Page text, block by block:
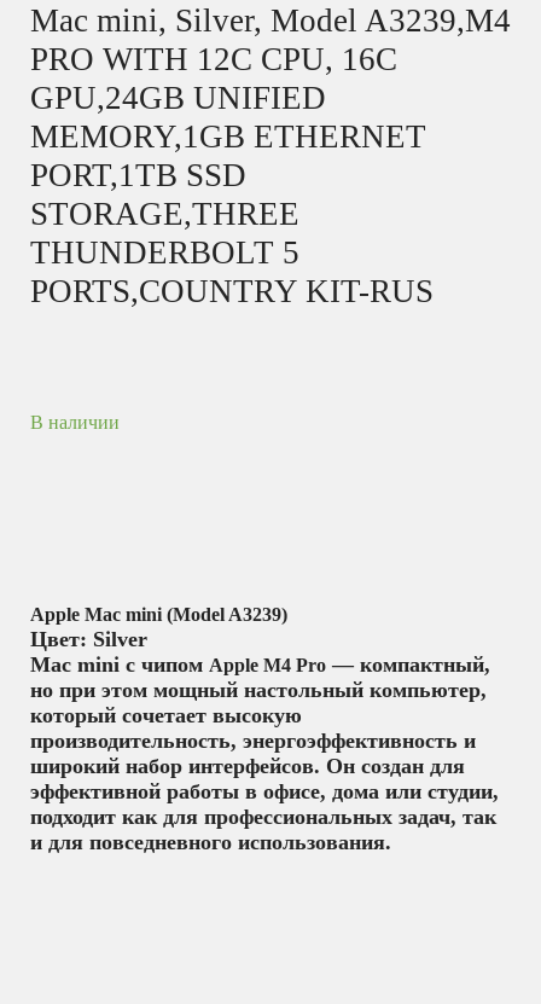
Mac mini, Silver, Model A3239,M4
PRO WITH 12C CPU, 16C
GPU,24GB UNIFIED
MEMORY,1GB ETHERNET
PORT,1TB SSD
STORAGE,THREE
THUNDERBOLT 5
PORTS,COUNTRY KIT-RUS
В наличии
Apple Mac mini (Model A3239)
Цвет: Silver
Mac mini с чипом Apple M4 Pro — компактный,
но при этом мощный настольный компьютер,
который сочетает высокую
производительность, энергоэффективность и
широкий набор интерфейсов. Он создан для
эффективной работы в офисе, дома или студии,
подходит как для профессиональных задач, так
и для повседневного использования.